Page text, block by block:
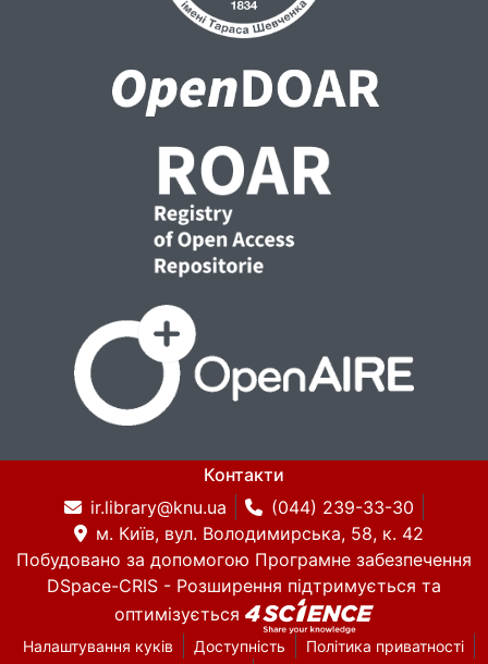
Контакти
ir.library@knu.ua
(044) 239-33-30
м. Київ, вул. Володимирська, 58, к. 42
Побудовано за допомогою Програмне забезпечення
DSpace-CRIS - Розширення підтримується та
оптимізується
Налаштування куків Доступність
Політика приватності